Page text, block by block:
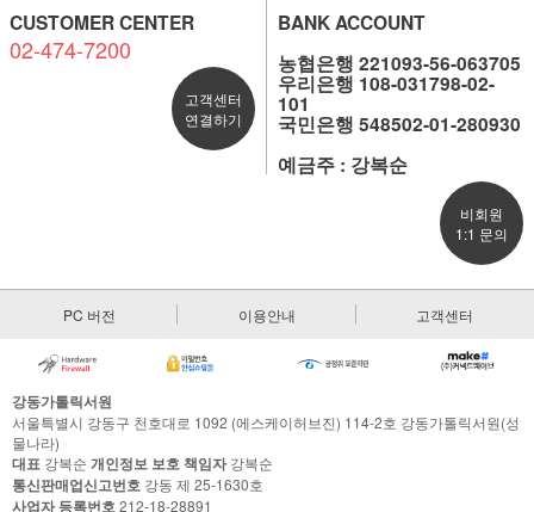
CUSTOMER CENTER
02-474-7200
고객센터
연결하기
BANK ACCOUNT
농협은행 221093-56-063705
우리은행 108-031798-02-
101
국민은행 548502-01-280930
예금주 : 강복순
비회원
1:1 문의
PC 버전 이용안내 고객센터
강동가톨릭서원
서울특별시 강동구 천호대로 1092 (에스케이허브진) 114-2호 강동가톨릭서원(성
물나라)
대표 강복순 개인정보 보호 책임자강복순
통신판매업신고번호 강동 제 25-1630호
사업자 등록번호212-18-28891